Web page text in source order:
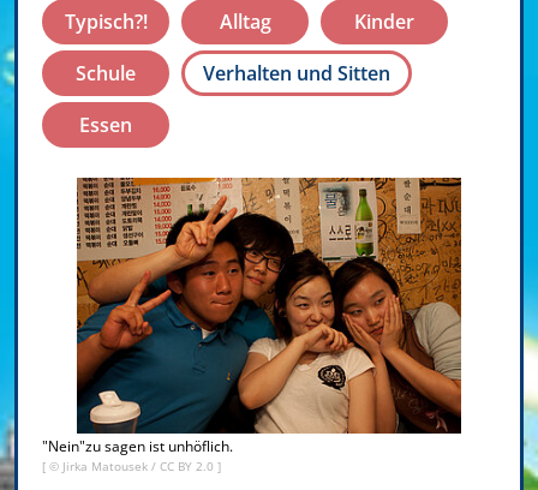
Typisch?! Alltag
Kinder
Schule
Verhalten und Sitten
Essen
"Nein"zu sagen ist unhöflich.
[ © Jirka Matousek / CC BY 2.0 ]